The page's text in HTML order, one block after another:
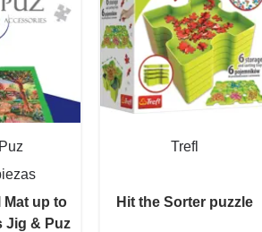
Mat up to
Jig & Puz
Trefl
Hit the Sorter puzzle